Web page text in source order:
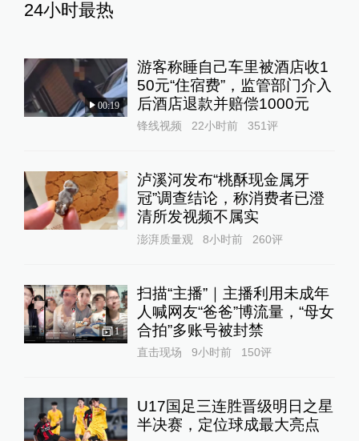
24小时最热
00:19
游客称睡自己车里被酒店收1
50元“住宿费”，监管部门介入
后酒店退款并赔偿1000元
锋线视频 22小时前 351评
泸溪河发布“桃酥现金属牙
冠”调查结论，称消费者已澄
清所发视频不属实
澎湃质量观 8小时前 260评
1
扫描“主播”｜主播利用未成年
人喊网友“爸爸”博流量，“母女
合拍”多账号被封禁
直击现场 9小时前 150评
U17国足三连胜晋级明日之星
半决赛，定位球成最大亮点